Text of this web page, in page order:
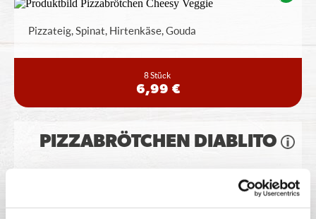
Pizzateig, Spinat, Hirtenkäse, Gouda
8 Stück
6,99 €
PIZZABRÖTCHEN DIABLITO
Pizzateig, Gouda, Peperonisalami, Jalapeños